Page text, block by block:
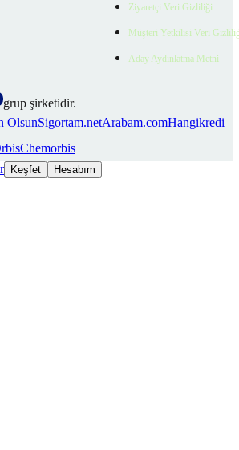
Ziyaretçi Veri Gizliliği
Müşteri Yetkilisi Veri
Aday Aydınlatma Metni
grup şirketidir.
OlsunSigortam.netArabam.comHangikredi
Chemorbis
Keşfet Hesabım